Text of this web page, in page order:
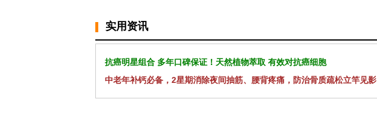
实用资讯
抗癌明星组合 多年口碑保证！天然植物萃取 有效对抗癌细胞
中老年补钙必备，2星期消除夜间抽筋、腰背疼痛，防治骨质疏松立竿见影